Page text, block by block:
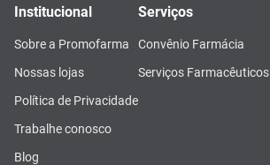
Institucional
Sobre a Promofarma
Nossas lojas
Política de Privacidade
Trabalhe conosco
Blog
Serviços
Convênio Farmácia
Serviços Farmacêuticos